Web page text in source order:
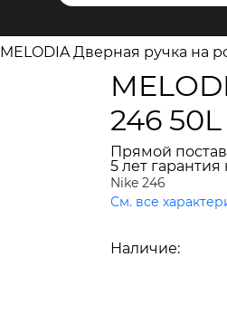
MELODIA Дверная ручка на
246
Прямой
5 лет
Nike 246
См. все
Наличие: